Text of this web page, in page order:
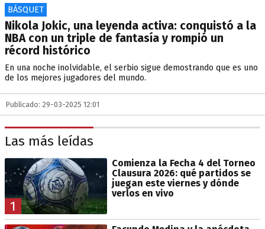
BÁSQUET
Nikola Jokic, una leyenda activa: conquistó a la
NBA con un triple de fantasía y rompió un
récord histórico
En una noche inolvidable, el serbio sigue demostrando que es uno
de los mejores jugadores del mundo.
Publicado: 29-03-2025 12:01
Las más leídas
1
Comienza la Fecha 4 del Torneo
Clausura 2026: qué partidos se
juegan este viernes y dónde
verlos en vivo